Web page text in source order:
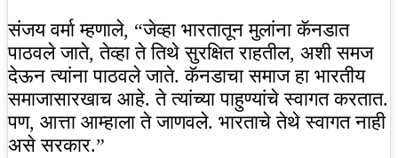
संजय वर्मा म्हणाले, “जेव्हा भारतातून मुलांना कॅनडात
पाठवले जाते, तेव्हा ते तिथे सुरक्षित राहतील, अशी समज
देऊन त्यांना पाठवले जाते. कॅनडाचा समाज हा भारतीय
समाजासारखाच आहे. ते त्यांच्या पाहुण्यांचे स्वागत करतात.
पण, आत्ता आम्हाला ते जाणवले. भारताचे तेथे स्वागत नाही
असे सरकार.”